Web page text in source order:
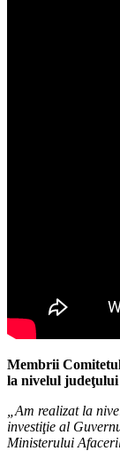
Membrii
la nivelul judeţului
„Am realizat la
investiţie al
Ministerului